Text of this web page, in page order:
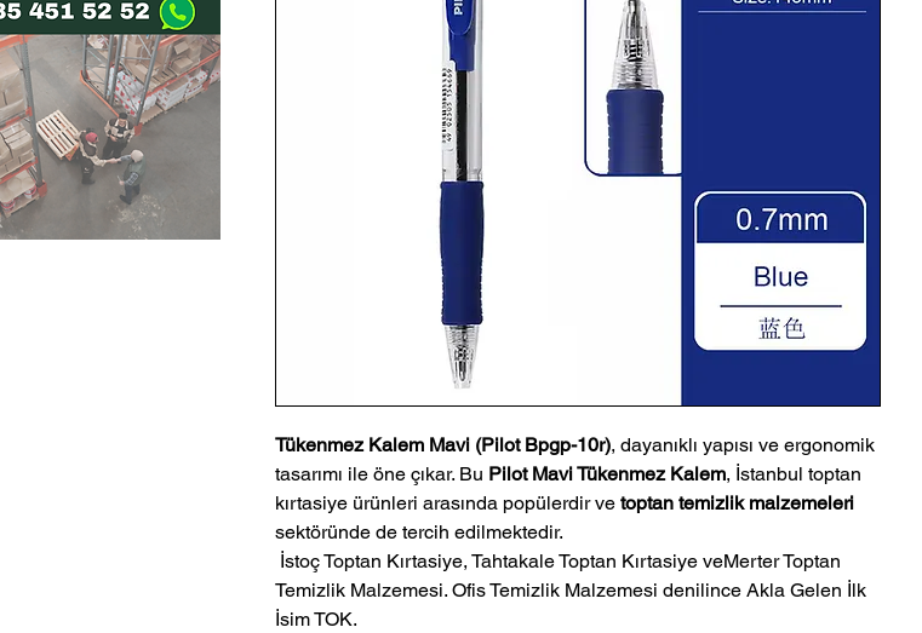
Tükenmez Kalem Mavi (Pilot Bpgp-10r), dayanıklı yapısı ve ergonomik
tasarımı ile öne çıkar. Bu Pilot Mavi Tükenmez Kalem, İstanbul toptan
kırtasiye ürünleri arasında popülerdir ve toptan temizlik malzemeleri
sektöründe de tercih edilmektedir.
Temizlik Malzemesi. Ofis Temizlik Malzemesi denilince Akla Gelen İlk
İsim TOK.